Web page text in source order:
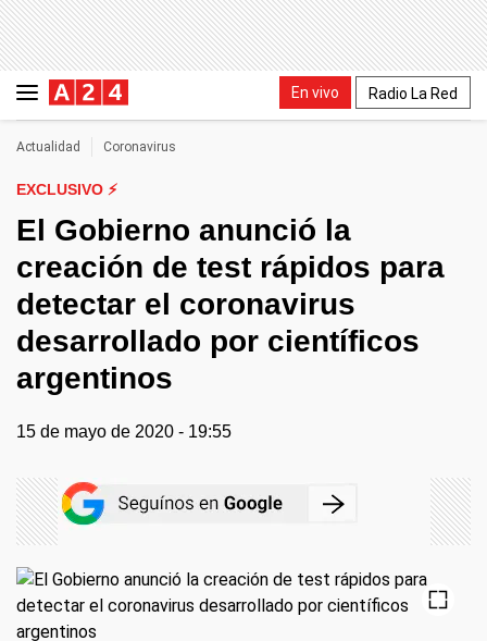
En vivo Radio La Red
Actualidad Coronavirus
EXCLUSIVO ⚡
El Gobierno anunció la
creación de test rápidos para
detectar el coronavirus
desarrollado por científicos
argentinos
15 de mayo de 2020 - 19:55